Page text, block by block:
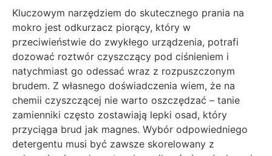
Kluczowym narzędziem do skutecznego prania na
mokro jest odkurzacz piorący, który w
przeciwieństwie do zwykłego urządzenia, potrafi
dozować roztwór czyszczący pod ciśnieniem i
natychmiast go odessać wraz z rozpuszczonym
brudem. Z własnego doświadczenia wiem, że na
chemii czyszczącej nie warto oszczędzać – tanie
zamienniki często zostawiają lepki osad, który
przyciąga brud jak magnes. Wybór odpowiedniego
detergentu musi być zawsze skorelowany z